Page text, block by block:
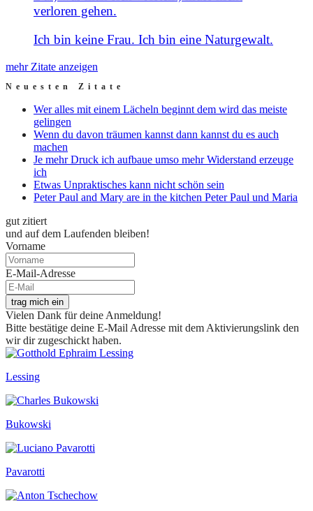
verloren gehen.
Ich bin keine Frau. Ich bin eine Naturgewalt.
mehr Zitate anzeigen
Neuesten Zitate
Wer alles mit einem Lächeln beginnt dem wird das meiste
gelingen
Wenn du davon träumen kannst dann kannst du es auch
machen
Je mehr Druck ich aufbaue umso mehr Widerstand erzeuge
ich
Etwas Unpraktisches kann nicht schön sein
Peter Paul and Mary are in the kitchen Peter Paul und Maria
gut zitiert
und auf dem Laufenden bleiben!
Vorname
E-Mail-Adresse
trag mich ein
Vielen Dank für deine Anmeldung!
Bitte bestätige deine E-Mail Adresse mit dem Aktivierungslink den
wir dir zugeschickt haben.
Lessing
Bukowski
Pavarotti